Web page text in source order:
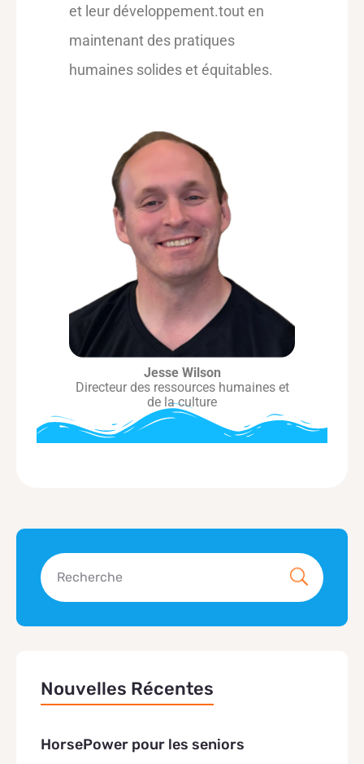
et leur développement.tout en
maintenant des pratiques
humaines solides et équitables.
Jesse Wilson
Directeur des ressources humaines et
de la culture
Nouvelles Récentes
HorsePower pour les seniors